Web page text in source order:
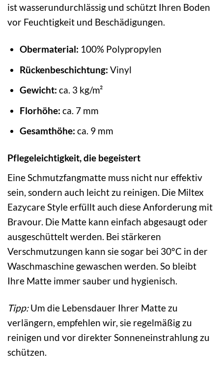
ist wasserundurchlässig und schützt Ihren Boden
vor Feuchtigkeit und Beschädigungen.
Obermaterial: 100% Polypropylen
Rückenbeschichtung: Vinyl
Gewicht: ca. 3 kg/m²
Florhöhe: ca. 7 mm
Gesamthöhe: ca. 9 mm
Pflegeleichtigkeit, die begeistert
Eine Schmutzfangmatte muss nicht nur effektiv
sein, sondern auch leicht zu reinigen. Die Miltex
Eazycare Style erfüllt auch diese Anforderung mit
Bravour. Die Matte kann einfach abgesaugt oder
ausgeschüttelt werden. Bei stärkeren
Verschmutzungen kann sie sogar bei 30°C in der
Waschmaschine gewaschen werden. So bleibt
Ihre Matte immer sauber und hygienisch.
Tipp:Um die Lebensdauer Ihrer Matte zu
verlängern, empfehlen wir, sie regelmäßig zu
reinigen und vor direkter Sonneneinstrahlung zu
schützen.